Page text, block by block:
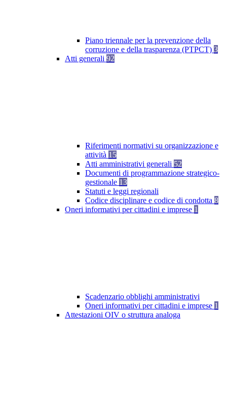
Piano triennale per la prevenzione della
corruzione e della trasparenza (PTPCT) 3
Atti generali 92
Riferimenti normativi su organizzazione e
attività 15
Atti amministrativi generali 52
Documenti di programmazione strategico-
gestionale 13
Statuti e leggi regionali
Codice disciplinare e codice di condotta 8
Oneri informativi per cittadini e imprese 1
Scadenzario obblighi amministrativi
Oneri informativi per cittadini e imprese 1
Attestazioni OIV o struttura analoga